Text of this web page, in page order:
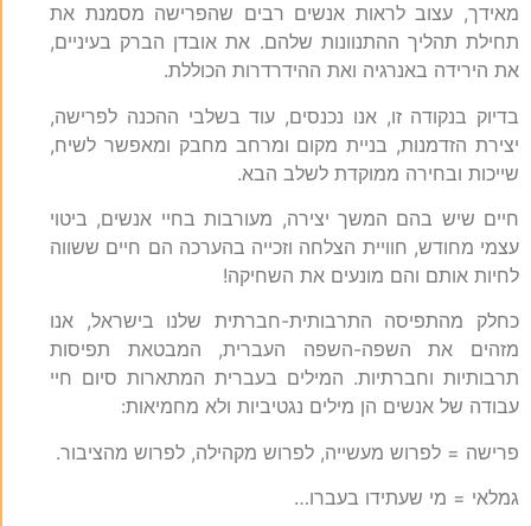
מאידך, עצוב לראות אנשים רבים שהפרישה מסמנת את
תחילת תהליך ההתנוונות שלהם. את אובדן הברק בעיניים,
את הירידה באנרגיה ואת ההידרדרות הכוללת.
בדיוק בנקודה זו, אנו נכנסים, עוד בשלבי ההכנה לפרישה,
יצירת הזדמנות, בניית מקום ומרחב מחבק ומאפשר לשיח,
שייכות ובחירה ממוקדת לשלב הבא.
חיים שיש בהם המשך יצירה, מעורבות בחיי אנשים, ביטוי
עצמי מחודש, חוויית הצלחה וזכייה בהערכה הם חיים ששווה
לחיות אותם והם מונעים את השחיקה!
כחלק מהתפיסה התרבותית-חברתית שלנו בישראל, אנו
מזהים את השפה-השפה העברית, המבטאת תפיסות
תרבותיות וחברתיות. המילים בעברית המתארות סיום חיי
עבודה של אנשים הן מילים נגטיביות ולא מחמיאות:
פרישה = לפרוש מעשייה, לפרוש מקהילה, לפרוש מהציבור.
גמלאי = מי שעתידו בעברו…